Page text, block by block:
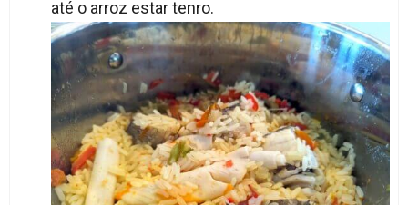
até o arroz estar tenro.